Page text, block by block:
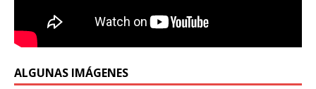
ALGUNAS IMÁGENES